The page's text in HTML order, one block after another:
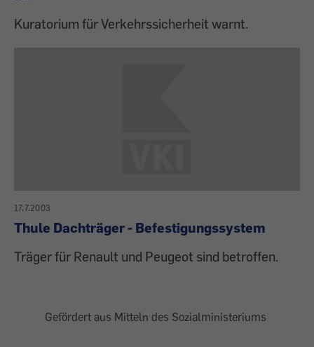
Kuratorium für Verkehrssicherheit warnt.
17.7.2003
Thule Dachträger - Befestigungssystem
Träger für Renault und Peugeot sind betroffen.
Gefördert aus Mitteln des Sozialministeriums